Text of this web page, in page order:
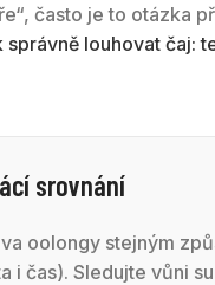
často je to otázka
správně louhovat čaj:
srovnání
oolongy stejným
i čas). Sledujte vůni